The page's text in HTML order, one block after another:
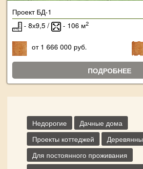
Проект БД-1
- 8х9,5 /
- 106 м2
от 1 666 000 руб.
ПОДРОБНЕЕ
Недорогие
Дачные дома
Проекты коттеджей
Для постоянного проживания